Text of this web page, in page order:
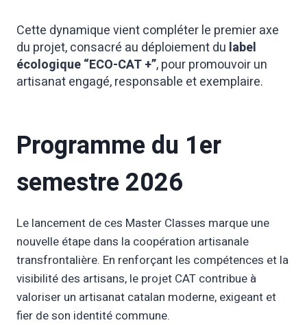
Cette dynamique vient compléter le premier axe
du projet, consacré au déploiement du label
écologique “ECO-CAT +”, pour promouvoir un
artisanat engagé, responsable et exemplaire.
Programme du 1er
semestre 2026
Le lancement de ces Master Classes marque une
nouvelle étape dans la coopération artisanale
transfrontalière. En renforçant les compétences et la
visibilité des artisans, le projet CAT contribue à
valoriser un artisanat catalan moderne, exigeant et
fier de son identité commune.